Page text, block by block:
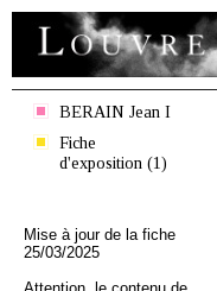
BERAIN Jean I
Fiche
d'exposition (1)
Mise à jour de la fiche
25/03/2025